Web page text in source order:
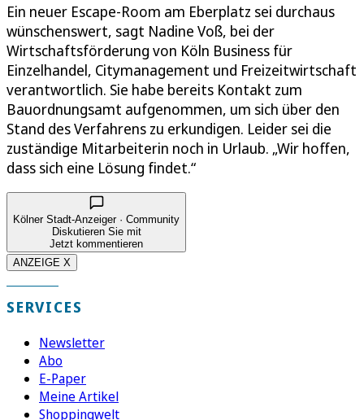
Ein neuer Escape-Room am Eberplatz sei durchaus
wünschenswert, sagt Nadine Voß, bei der
Wirtschaftsförderung von Köln Business für
Einzelhandel, Citymanagement und Freizeitwirtschaft
verantwortlich. Sie habe bereits Kontakt zum
Bauordnungsamt aufgenommen, um sich über den
Stand des Verfahrens zu erkundigen. Leider sei die
zuständige Mitarbeiterin noch in Urlaub. „Wir hoffen,
dass sich eine Lösung findet.“
Kölner Stadt-Anzeiger · Community
Diskutieren Sie mit
Jetzt kommentieren
ANZEIGE X
SERVICES
Newsletter
Abo
E-Paper
Meine Artikel
Shoppingwelt